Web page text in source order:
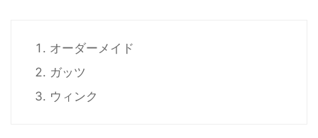
オーダーメイド
ガッツ
ウィンク